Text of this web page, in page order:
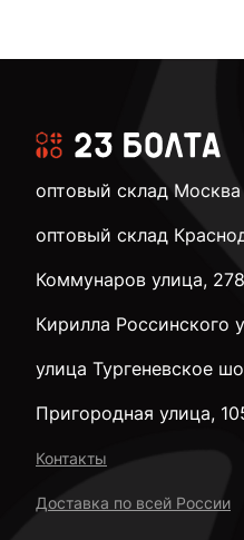
оптовый склад Москва
оптовый склад
Коммунаров улица,
Кирилла Россинского
улица Тургеневское
Пригородная улица,
Контакты
Доставка по всей России